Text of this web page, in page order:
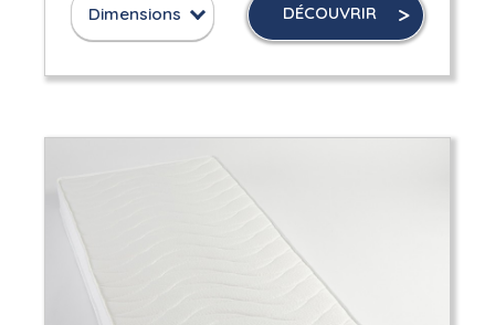
Dimensions DÉCOUVRIR